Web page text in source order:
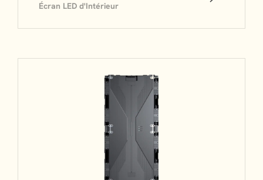
Écran LED d'Intérieur